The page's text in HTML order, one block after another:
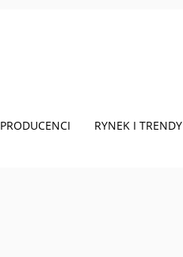
PRODUCENCI RYNEK I TRENDY